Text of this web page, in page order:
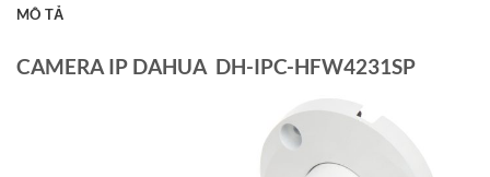
MÔ TẢ
CAMERA IP DAHUA DH-IPC-HFW4231SP